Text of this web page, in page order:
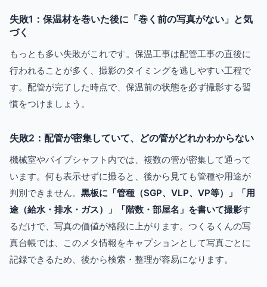
失敗1：保温材を巻いた後に「巻く前の写真がない」と気
づく
もっとも多い失敗がこれです。保温工事は配管工事の直後に
行われることが多く、撮影のタイミングを逃しやすい工程で
す。配管が完了した時点で、保温前の状態を必ず撮影する習
慣をつけましょう。
失敗2：配管が密集していて、どの管がどれかわからない
機械室やパイプシャフト内では、複数の管が密集して通って
います。何も表示せずに撮ると、後から見ても管種や用途が
判別できません。 黒板に「管種（SGP、VLP、VP等）」「用
途（給水・排水・ガス）」「階数・部屋名」を書いて撮影す
るだけで、写真の価値が格段に上がります。つくるくんの写
真台帳では、このメタ情報をキャプションとして写真ごとに
記録できるため、後から検索・整理が容易になります。